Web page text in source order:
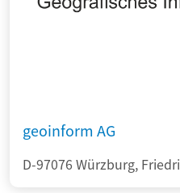
geoinform AG
D-97076 Würzburg,